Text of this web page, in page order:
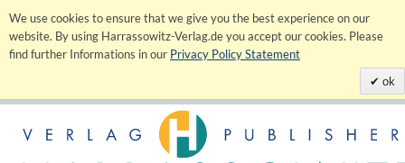
We use cookies to ensure that we give you the best experience on our
website. By using Harrassowitz-Verlag.de you accept our cookies. Please
find further Informations in our Privacy Policy Statement
ok